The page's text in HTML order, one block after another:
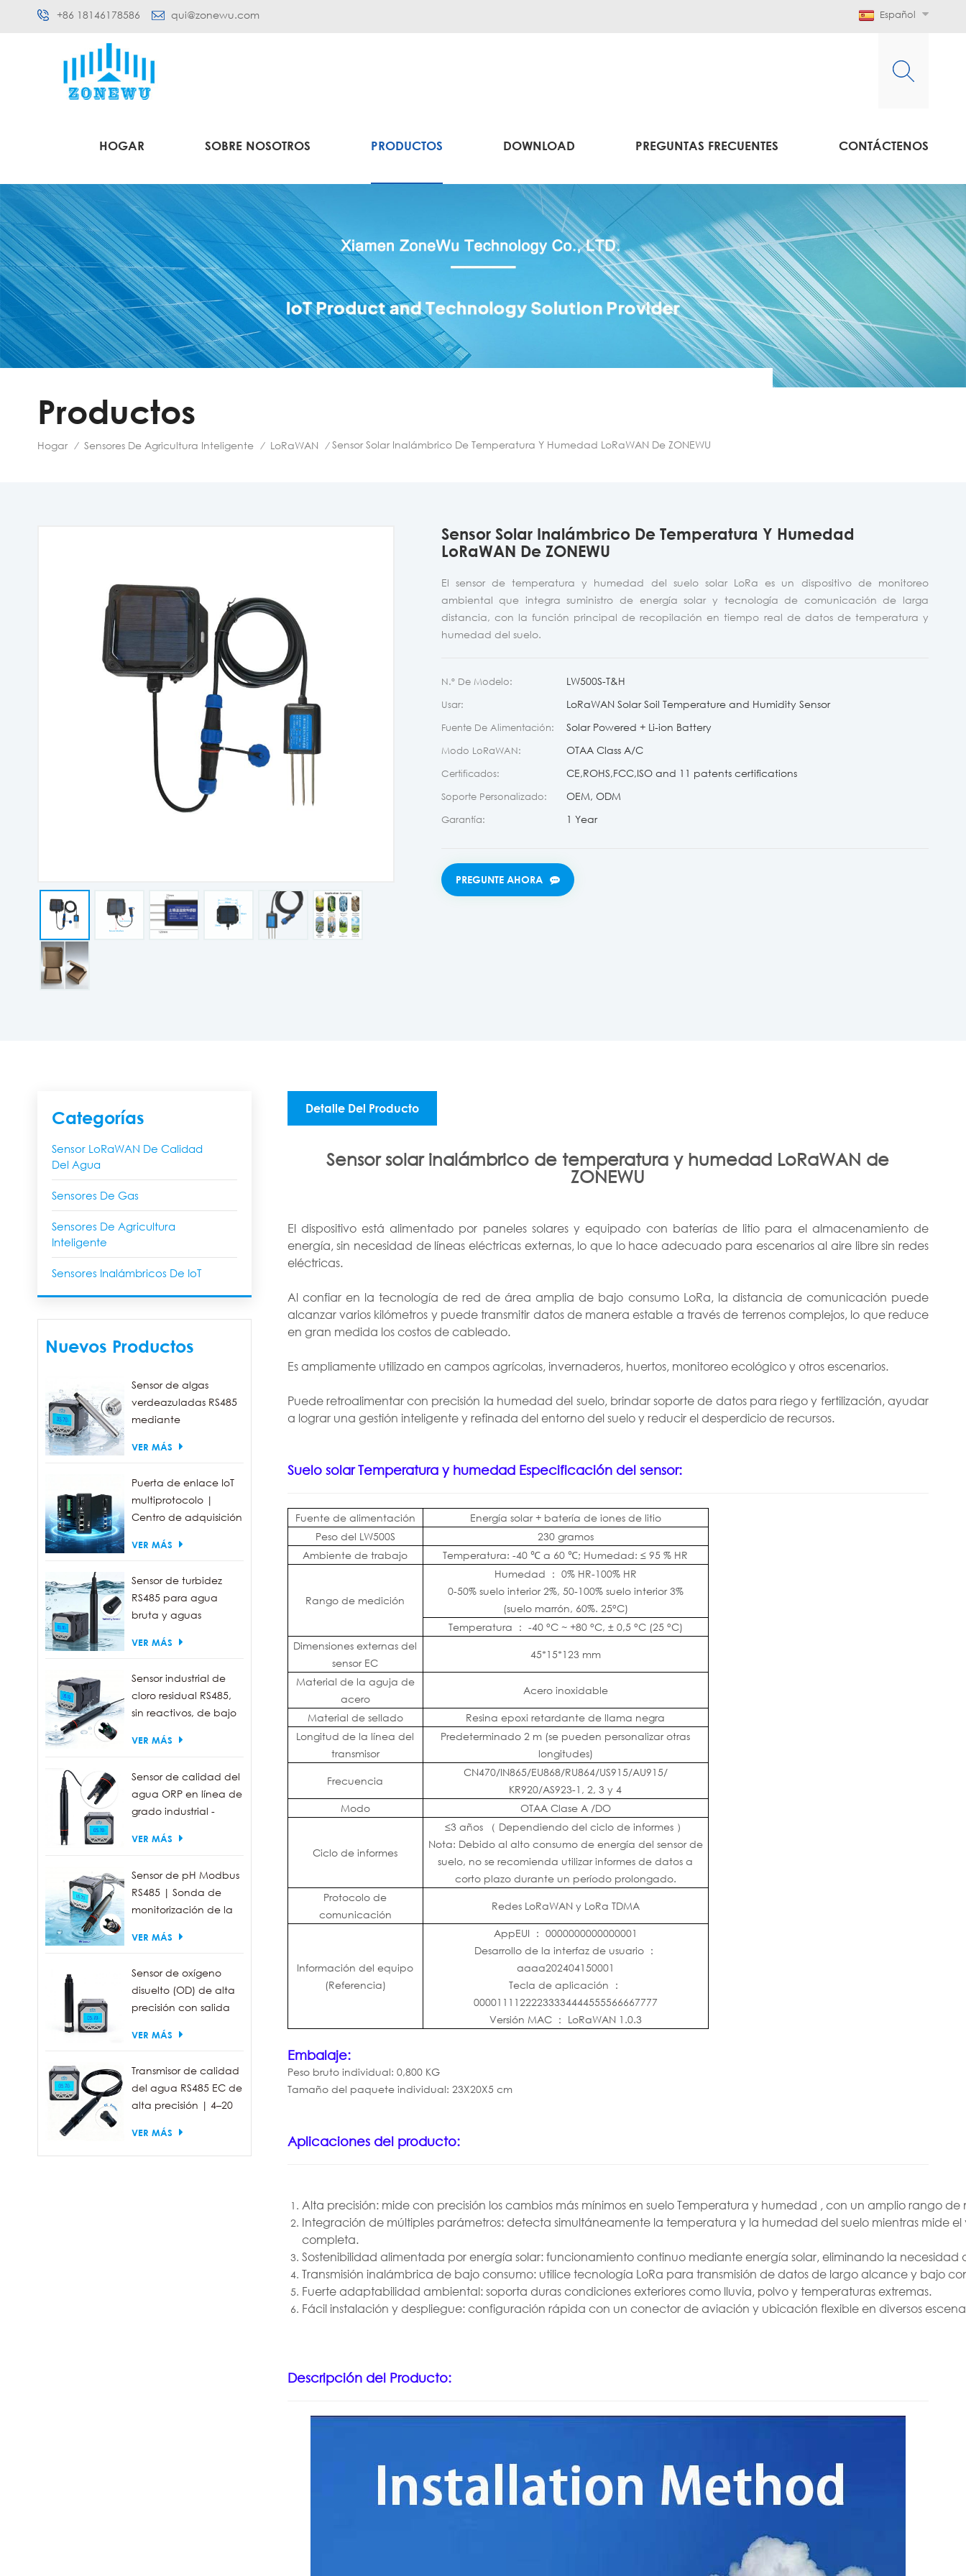
+86 18146178586 qui@zonewu.com Español
HOGAR SOBRE NOSOTROS PRODUCTOS DOWNLOAD PREGUNTAS FRECUENTES CONTÁCTENOS
Productos
Hogar / Sensores De Agricultura Inteligente / LoRaWAN / Sensor Solar Inalámbrico De Temperatura Y Humedad LoRaWAN De ZONEWU
Sensor Solar Inalámbrico De Temperatura Y Humedad
LoRaWAN De ZONEWU
El sensor de temperatura y humedad del suelo solar LoRa es un dispositivo de monitoreo
ambiental que integra suministro de energía solar y tecnología de comunicación de larga
distancia, con la función principal de recopilación en tiempo real de datos de temperatura y
humedad del suelo.
N.º De Modelo: LW500S-T&H
Usar: LoRaWAN Solar Soil Temperature and Humidity Sensor
Fuente De Alimentación: Solar Powered + Li-ion Battery
Modo LoRaWAN: OTAA Class A/C
Certificados: CE,ROHS,FCC,ISO and 11 patents certifications
Soporte Personalizado: OEM, ODM
Garantía: 1 Year
PREGUNTE AHORA
Categorías
Sensor LoRaWAN De Calidad
Del Agua
Sensores De Gas
Sensores De Agricultura
Inteligente
Sensores Inalámbricos De IoT
Nuevos Productos
Sensor de algas
verdeazuladas RS485
mediante
rango de detección
células/ml.
VER MÁS
Puerta de enlace IoT
multiprotocolo |
Centro de adquisición
VER MÁS
Sensor de turbidez
RS485 para agua
bruta y aguas
medidora de turbidez
VER MÁS
Sensor industrial de
cloro residual RS485,
sin reactivos, de bajo
VER MÁS
Sensor de calidad del
agua ORP en línea de
grado industrial -
IP68, salida RS485
VER MÁS
Sensor de pH Modbus
RS485 | Sonda de
monitorización de la
industrial IP68
VER MÁS
Sensor de oxígeno
disuelto (OD) de alta
precisión con salida
medición de la
VER MÁS
Transmisor de calidad
del agua RS485 EC de
alta precisión | 4–20
VER MÁS
Detalle Del Producto
Sensor solar inalámbrico de temperatura y humedad LoRaWAN de
ZONEWU
El dispositivo está alimentado por paneles solares y equipado con baterías de litio para el almacenamiento de
energía, sin necesidad de líneas eléctricas externas, lo que lo hace adecuado para escenarios al aire libre sin redes
eléctricas.
Al confiar en la tecnología de red de área amplia de bajo consumo LoRa, la distancia de comunicación puede
alcanzar varios kilómetros y puede transmitir datos de manera estable a través de terrenos complejos, lo que reduce
en gran medida los costos de cableado.
Es ampliamente utilizado en campos agrícolas, invernaderos, huertos, monitoreo ecológico y otros escenarios.
Puede retroalimentar con precisión la humedad del suelo, brindar soporte de datos para riego y fertilización, ayudar
a lograr una gestión inteligente y refinada del entorno del suelo y reducir el desperdicio de recursos.
Suelo solarTemperatura y humedad Especificación del sensor:
Fuente de alimentación
Energía solar + batería de iones de litio
Peso del LW500S
230 gramos
Ambiente de trabajo
Temperatura: -40 ℃ a 60 ℃; Humedad: ≤ 95 % HR
Rango de medición
Humedad ： 0% HR-100% HR
0-50% suelo interior 2%, 50-100% suelo interior 3%
(suelo marrón, 60%. 25°C)
Temperatura
： -40 °C ~ +80 °C, ± 0,5 °C (25 °C)
Dimensiones externas del
sensor EC
45*15*123 mm
Material de la aguja de
acero
Acero inoxidable
Material de sellado
Resina epoxi retardante de llama negra
Longitud de la línea del
transmisor
Predeterminado 2 m (se pueden personalizar otras
longitudes)
Frecuencia
CN470/IN865/EU868/RU864/US915/AU915/
KR920/AS923-1, 2, 3 y 4
Modo
OTAA Clase A /DO
Ciclo de informes
≤3 años （ Dependiendo del ciclo de informes ）
Nota: Debido al alto consumo de energía del sensor de
suelo, no se recomienda utilizar informes de datos a
corto plazo durante un período prolongado.
Protocolo de
comunicación
Redes LoRaWAN y LoRa TDMA
Información del equipo
(Referencia)
AppEUI ： 0000000000000001
Desarrollo de la interfaz de usuario ：
aaaa202404150001
Tecla de aplicación
：
00001111222233334444555566667777
Versión MAC ： LoRaWAN 1.0.3
Embalaje:
Peso bruto individual: 0,800 KG
Tamaño del paquete individual: 23X20X5 cm
Aplicaciones del producto:
Alta precisión: mide con precisión los cambios más mínimos en suelo Temperatura y humedad , con un amplio rango de
Integración de múltiples parámetros: detecta simultáneamente la temperatura y la humedad del suelo mientras mide
completa.
Sostenibilidad alimentada por energía solar: funcionamiento continuo mediante energía solar, eliminando la necesidad
Transmisión inalámbrica de bajo consumo: utilice tecnología LoRa para transmisión de datos de largo alcance y bajo
Fuerte adaptabilidad ambiental: soporta duras condiciones exteriores como lluvia, polvo y temperaturas extremas.
Fácil instalación y despliegue: configuración rápida con un conector de aviación y ubicación flexible en diversos
Descripción del Producto: